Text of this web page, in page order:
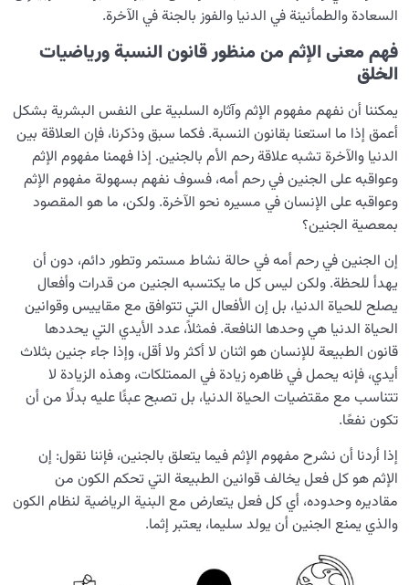
السعادة والطمأنينة في الدنيا والفوز بالجنة في الآخرة.
فهم معنى الإثم من منظور قانون النسبة ورياضيات
الخلق
يمكننا أن نفهم مفهوم الإثم وآثاره السلبية على النفس البشرية بشكل
أعمق إذا ما استعنا بقانون النسبة. فكما سبق وذكرنا، فإن العلاقة بين
الدنيا والآخرة تشبه علاقة رحم الأم بالجنين. إذا فهمنا مفهوم الإثم
وعواقبه على الجنين في رحم أمه، فسوف نفهم بسهولة مفهوم الإثم
وعواقبه على الإنسان في مسيره نحو الآخرة. ولكن، ما هو المقصود
بمعصیة الجنين؟
إن الجنين في رحم أمه في حالة نشاط مستمر وتطور دائم، دون أن
يهدأ للحظة. ولكن ليس كل ما يكتسبه الجنين من قدرات وأفعال
يصلح للحياة الدنيا، بل إن الأفعال التي تتوافق مع مقاييس وقوانين
الحياة الدنيا هي وحدها النافعة. فمثلاً، عدد الأيدي التي يحددها
قانون الطبيعة للإنسان هو اثنان لا أكثر ولا أقل، وإذا جاء جنين بثلاث
أيدي، فإنه يحمل في ظاهره زيادة في الممتلکات، وهذه الزيادة لا
تتناسب مع مقتضيات الحياة الدنيا، بل تصبح عبئًا عليه بدلًا من أن
تكون نفعًا.
إذا أردنا أن نشرح مفهوم الإثم فيما يتعلق بالجنين، فإننا نقول: إن
الإثم هو كل فعل يخالف قوانين الطبيعة التي تحكم الكون من
مقاديره وحدوده، أي كل فعل يتعارض مع البنیة الرياضية لنظام الكون
والذي يمنع الجنين أن يولد سليما، یعتبر إثما.